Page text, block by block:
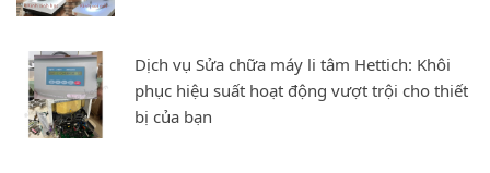
Dịch vụ Sửa chữa máy li tâm Hettich: Khôi
phục hiệu suất hoạt động vượt trội cho thiết
bị của bạn